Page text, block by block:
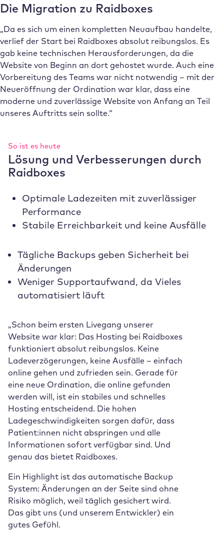
Die Migration zu Raidboxes
„Da es sich um einen kompletten Neuaufbau handelte,
verlief der Start bei Raidboxes absolut reibungslos. Es
gab keine technischen Herausforderungen, da die
Website von Beginn an dort gehostet wurde. Auch eine
Vorbereitung des Teams war nicht notwendig – mit der
Neueröffnung der Ordination war klar, dass eine
moderne und zuverlässige Website von Anfang an Teil
unseres Auftritts sein sollte.“
So ist es heute
Lösung und Verbesserungen durch
Raidboxes
Optimale Ladezeiten mit zuverlässiger
Performance
Stabile Erreichbarkeit und keine Ausfälle
Tägliche Backups geben Sicherheit bei
Änderungen
Weniger Supportaufwand, da Vieles
automatisiert läuft
„Schon beim ersten Livegang unserer
Website war klar: Das Hosting bei Raidboxes
funktioniert absolut reibungslos. Keine
Ladeverzögerungen, keine Ausfälle – einfach
online gehen und zufrieden sein. Gerade für
eine neue Ordination, die online gefunden
werden will, ist ein stabiles und schnelles
Hosting entscheidend. Die hohen
Ladegeschwindigkeiten sorgen dafür, dass
Patient:innen nicht abspringen und alle
Informationen sofort verfügbar sind. Und
genau das bietet Raidboxes.
Ein Highlight ist das automatische Backup
System: Änderungen an der Seite sind ohne
Risiko möglich, weil täglich gesichert wird.
Das gibt uns (und unserem Entwickler) ein
gutes Gefühl.